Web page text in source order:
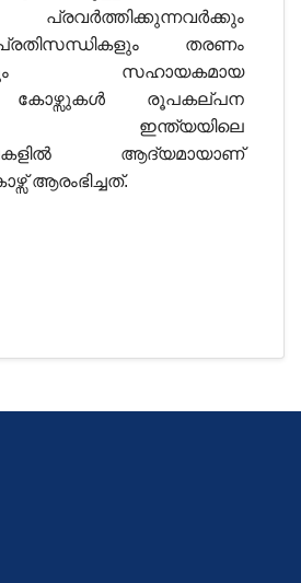
തരണം
സഹായകമായ
കോഴ്സുകള്‍ രൂപകല്പന
ഇന്ത്യയിലെ
ആദ്യമായാണ്
ആരംഭിച്ചത്.